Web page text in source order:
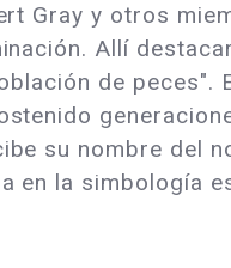
Gray y otros
Allí
de peces".
su nombre del
en la simbología